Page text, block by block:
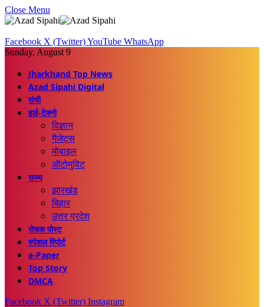
Close Menu
Facebook X (Twitter)YouTube WhatsApp
Sunday, August 9
Jharkhand Top News
Azad Sipahi Digital
रांची
हाई-टेक्नो
विज्ञान
गैजेट्स
मोबाइल
ऑटोमुविट
राज्य
झारखंड
बिहार
उत्तर प्रदेश
रोचक पोस्ट
स्पेशल रिपोर्ट
e-Paper
Top Story
DMCA
Facebook X (Twitter) Instagram